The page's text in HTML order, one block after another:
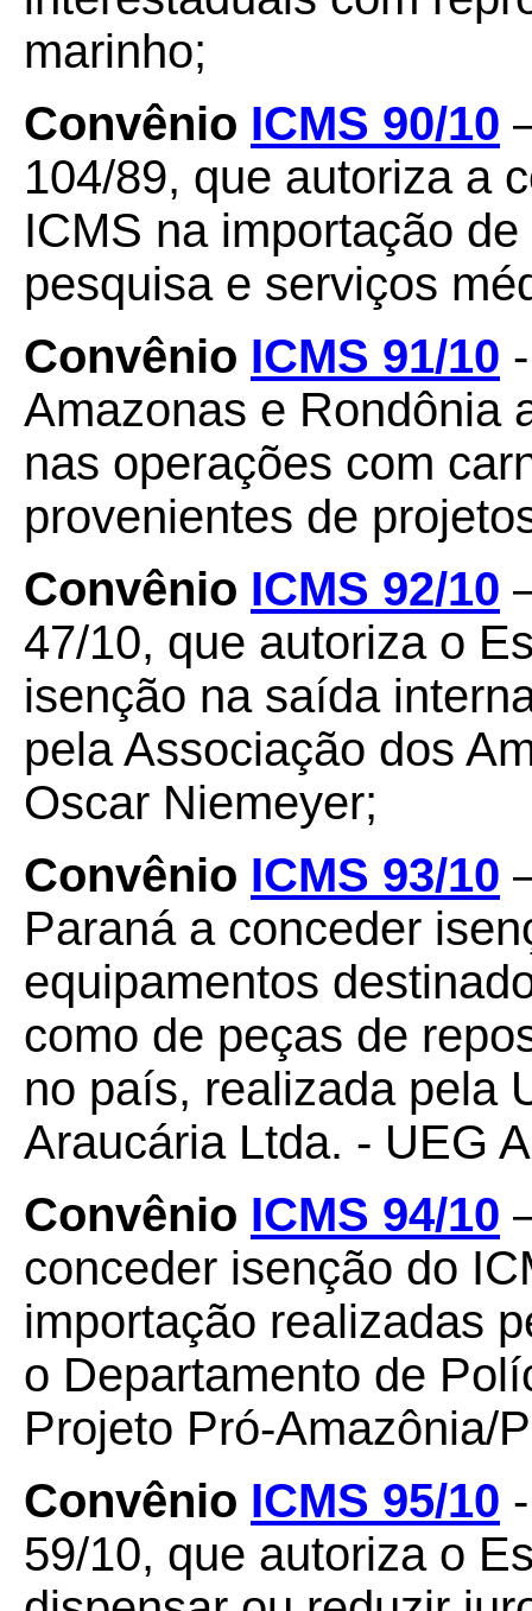
marinho;
Convênio ICMS 90/10
104/89, que autoriza a
ICMS na importação
pesquisa e serviços
Convênio ICMS 91/10
Amazonas e Rondônia
nas operações com
provenientes de
Convênio ICMS 92/10
47/10, que autoriza o
isenção na saída
pela Associação dos
Oscar Niemeyer;
Convênio ICMS 93/10
Paraná a conceder
equipamentos
como de peças de
no país, realizada pela
Araucária Ltda. - UEG
Convênio ICMS 94/10
conceder isenção do
importação realizadas
o Departamento de
Projeto Pró-Amazônia/
Convênio ICMS 95/10
59/10, que autoriza o